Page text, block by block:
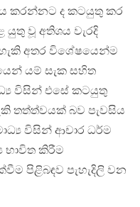
කරන්නට ද කටයුතු කර
වූ අතිශය වැරදි
අතර විශේෂයෙන්ම
යම් සැක සහිත
විසින් එසේ කටයුතු
තත්ත්වයක් බව පැවසිය
විසින් ආචාර ධර්ම
භාවිත කිරීම
පිළිබඳව පැහැදිලි වන